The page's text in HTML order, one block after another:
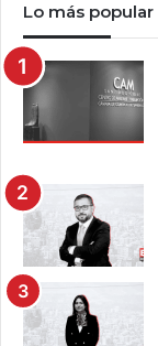
Lo más popular